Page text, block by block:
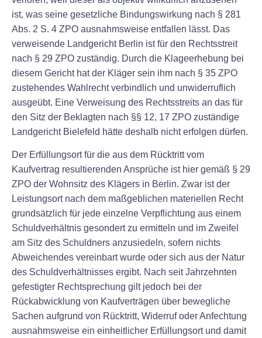
ist, was seine gesetzliche Bindungswirkung nach § 281
Abs. 2 S. 4 ZPO ausnahmsweise entfallen lässt. Das
verweisende Landgericht Berlin ist für den Rechtsstreit
nach § 29 ZPO zuständig. Durch die Klageerhebung bei
diesem Gericht hat der Kläger sein ihm nach § 35 ZPO
zustehendes Wahlrecht verbindlich und unwiderruflich
ausgeübt. Eine Verweisung des Rechtsstreits an das für
den Sitz der Beklagten nach §§ 12, 17 ZPO zuständige
Landgericht Bielefeld hätte deshalb nicht erfolgen dürfen.
Der Erfüllungsort für die aus dem Rücktritt vom
Kaufvertrag resultierenden Ansprüche ist hier gemäß § 29
ZPO der Wohnsitz des Klägers in Berlin. Zwar ist der
Leistungsort nach dem maßgeblichen materiellen Recht
grundsätzlich für jede einzelne Verpflichtung aus einem
Schuldverhältnis gesondert zu ermitteln und im Zweifel
am Sitz des Schuldners anzusiedeln, sofern nichts
Abweichendes vereinbart wurde oder sich aus der Natur
des Schuldverhältnisses ergibt. Nach seit Jahrzehnten
gefestigter Rechtsprechung gilt jedoch bei der
Rückabwicklung von Kaufverträgen über bewegliche
Sachen aufgrund von Rücktritt, Widerruf oder Anfechtung
ausnahmsweise ein einheitlicher Erfüllungsort und damit